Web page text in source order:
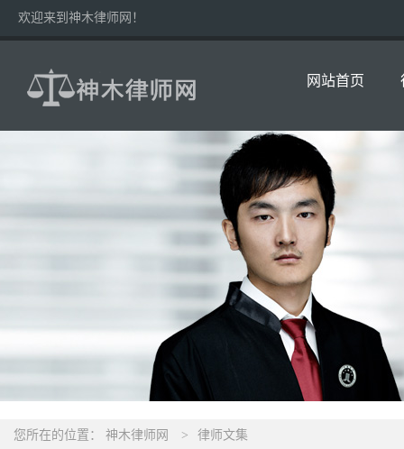
欢迎来到神木律师网！
网站首页
您所在的位置： 神木律师网 > 律师文集